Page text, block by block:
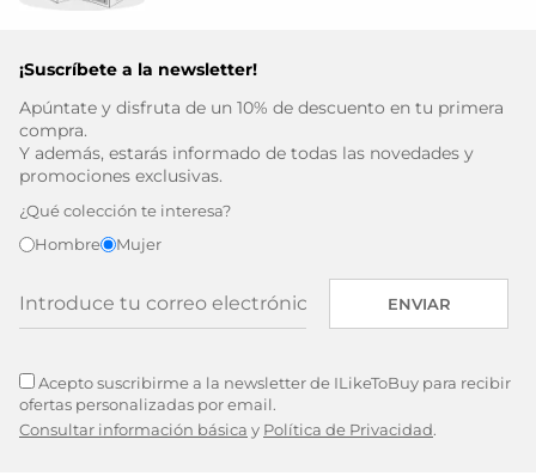
¡Suscríbete a la newsletter!
Apúntate y disfruta de un 10% de descuento en tu primera
compra.
Y además, estarás informado de todas las novedades y
promociones exclusivas.
¿Qué colección te interesa?
Hombre
Mujer
ENVIAR
Acepto suscribirme a la newsletter de ILikeToBuy para recibir
ofertas personalizadas por email.
Consultar información básica y Política de Privacidad.